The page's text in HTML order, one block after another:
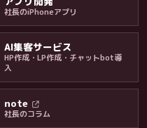
社長のiPhoneアプリ
AI集客サービス
HP作成・LP作成・チャットbot導
入
note
社長のコラム